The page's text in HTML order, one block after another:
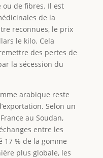
de fibres. Il est
de la
reconnues, le prix
le kilo. Cela
des pertes de
la sécession du
arabique reste
Selon un
au Soudan,
entre les
17 % de la gomme
plus globale, les